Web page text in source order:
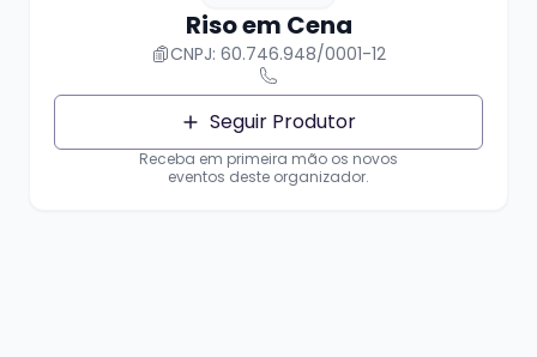
Riso em Cena
CNPJ: 60.746.948/0001-12
Seguir Produtor
Receba em primeira mão os novos
eventos deste organizador.